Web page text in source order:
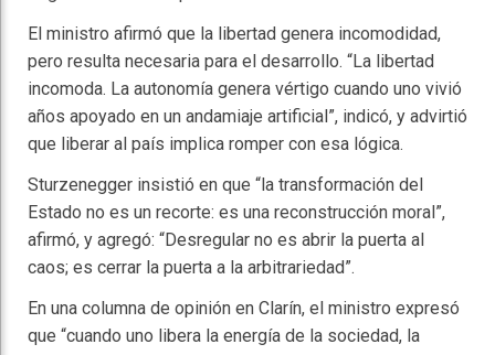
El ministro afirmó que la libertad genera incomodidad,
pero resulta necesaria para el desarrollo. “La libertad
incomoda. La autonomía genera vértigo cuando uno vivió
años apoyado en un andamiaje artificial”, indicó, y advirtió
que liberar al país implica romper con esa lógica.
Sturzenegger insistió en que “la transformación del
Estado no es un recorte: es una reconstrucción moral”,
afirmó, y agregó: “Desregular no es abrir la puerta al
caos; es cerrar la puerta a la arbitrariedad”.
En una columna de opinión en Clarín, el ministro expresó
que “cuando uno libera la energía de la sociedad, la